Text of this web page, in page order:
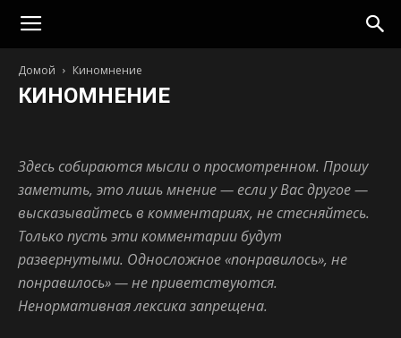
strelok
Домой Киномнение
КИНОМНЕНИЕ
Здесь собираются мысли о просмотренном. Прошу
заметить, это лишь мнение — если у Вас другое —
высказывайтесь в комментариях, не стесняйтесь.
Только пусть эти комментарии будут
развернутыми. Односложное «понравилось», не
понравилось» — не приветствуются.
Ненормативная лексика запрещена.